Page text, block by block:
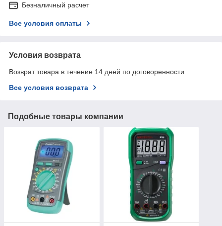
Безналичный расчет
Все условия оплаты
Условия возврата
Возврат товара в течение 14 дней по договоренности
Все условия возврата
Подобные товары компании